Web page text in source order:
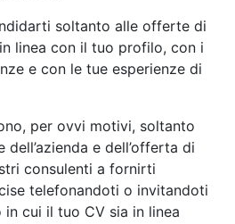
soltanto alle offerte di
linea con il tuo profilo, con i
e con le tue esperienze di
per ovvi motivi, soltanto
e dell’offerta di
consulenti a fornirti
telefonandoti o invitandoti
cui il tuo CV sia in linea